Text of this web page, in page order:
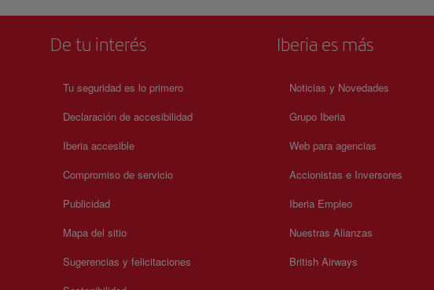
De tu interés
Tu seguridad es lo primero
Declaración de accesibilidad
Iberia accesible
Compromiso de servicio
Publicidad
Mapa del sitio
Sugerencias y felicitaciones
Iberia es más
Noticias y Novedades
Grupo Iberia
Web para agencias
Accionistas e Inversores
Iberia Empleo
Nuestras Alianzas
British Airways